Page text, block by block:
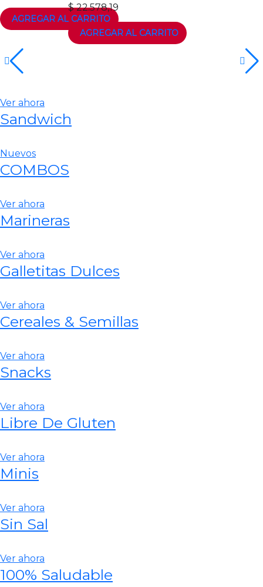
$22.578,19
Ver ahora
Sandwich
Nuevos
COMBOS
Ver ahora
Marineras
Ver ahora
Galletitas Dulces
Ver ahora
Cereales & Semillas
Ver ahora
Snacks
Ver ahora
Libre De Gluten
Ver ahora
Minis
Ver ahora
Sin Sal
Ver ahora
100% Saludable